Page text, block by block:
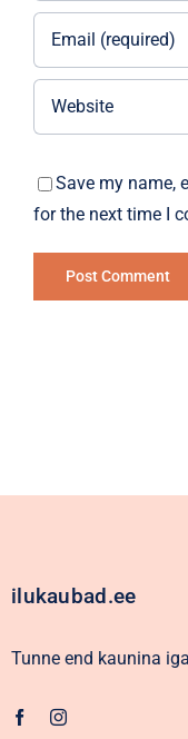
Save my name,
for the next time I
ilukaubad.ee
Tunne end kaunina